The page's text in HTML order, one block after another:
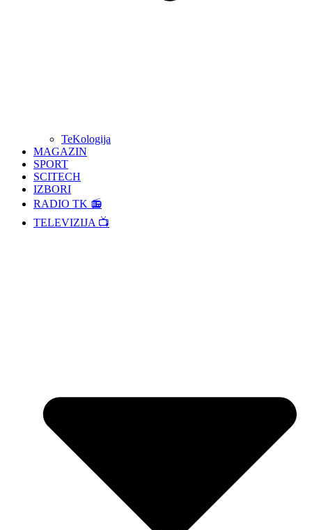
TeKologija
MAGAZIN
SPORT
SCITECH
IZBORI
RADIO TK 📻
TELEVIZIJA 📺